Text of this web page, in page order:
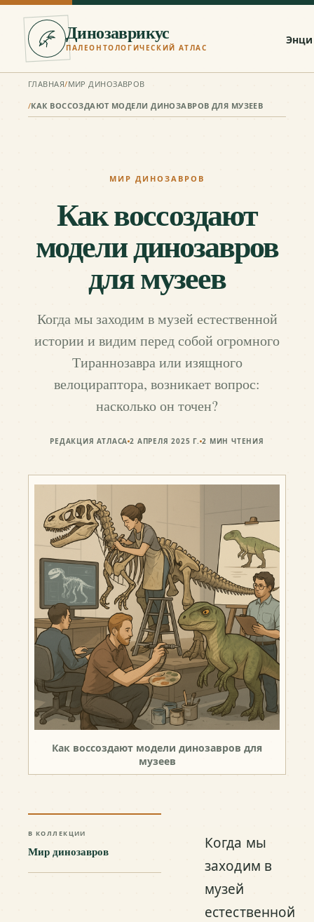
Динозаврикус
ПАЛЕОНТОЛОГИЧЕСКИЙ АТЛАС
ГЛАВНАЯ/МИР ДИНОЗАВРОВ
/КАК ВОССОЗДАЮТ МОДЕЛИ ДИНОЗАВРОВ ДЛЯ МУЗЕЕВ
МИР ДИНОЗАВРОВ
Как воссоздают
модели динозавров
для музеев
Когда мы заходим в музей естественной
истории и видим перед собой огромного
Тираннозавра или изящного
велоцираптора, возникает вопрос:
насколько он точен?
РЕДАКЦИЯ АТЛАСА 2 АПРЕЛЯ 2025 Г. 2 МИН ЧТЕНИЯ
Как воссоздают модели динозавров для
музеев
В КОЛЛЕКЦИИ
Мир динозавров
Когда мы
заходим в
музей
естественной